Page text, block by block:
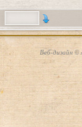
Веб-дизайн ©